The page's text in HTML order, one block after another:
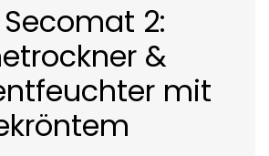
2:
&
mit